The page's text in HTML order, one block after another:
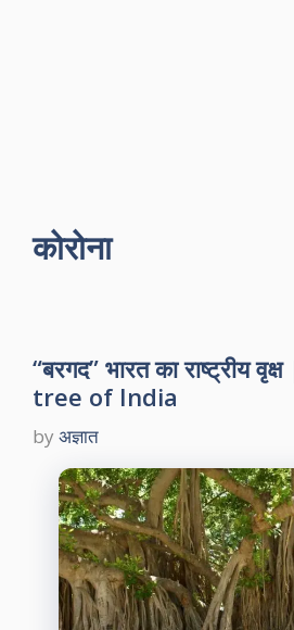
कोरोना
“बरगद” भारत का राष्ट्रीय
tree of India
by अज्ञात